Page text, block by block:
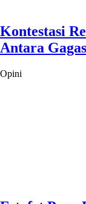
Kontestasi
Antara
Opini